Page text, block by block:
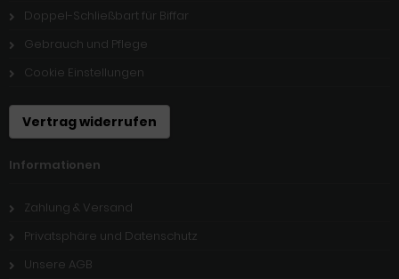
Doppel-Schließbart für Biffar
Gebrauch und Pflege
Cookie Einstellungen
Vertrag widerrufen
Informationen
Zahlung & Versand
Privatsphäre und Datenschutz
Unsere AGB